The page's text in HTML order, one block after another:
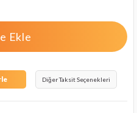
Diğer Taksit Seçenekleri